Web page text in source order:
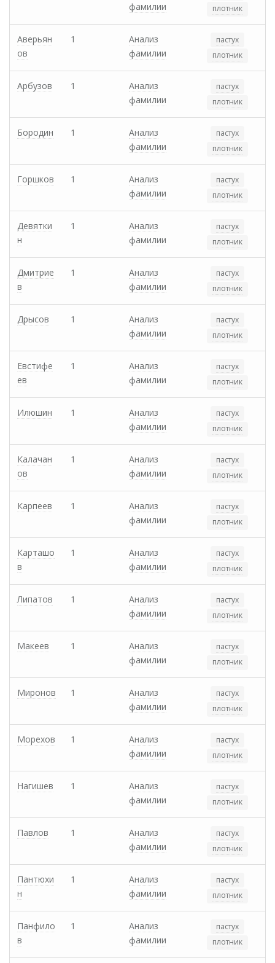
фамилии плотник
Аверьян
ов
1
Анализ
фамилии
пастух
плотник
Арбузов 1
Анализ
фамилии
пастух
плотник
Бородин 1
Анализ
фамилии
пастух
плотник
Горшков 1
Анализ
фамилии
пастух
плотник
Девятки
н
1
Анализ
фамилии
пастух
плотник
Дмитрие
в
1
Анализ
фамилии
пастух
плотник
Дрысов 1
Анализ
фамилии
пастух
плотник
Евстифе
ев
1
Анализ
фамилии
пастух
плотник
Илюшин 1
Анализ
фамилии
пастух
плотник
Калачан
ов
1
Анализ
фамилии
пастух
плотник
Карпеев 1
Анализ
фамилии
пастух
плотник
Карташо
в
1
Анализ
фамилии
пастух
плотник
Липатов 1
Анализ
фамилии
пастух
плотник
Макеев 1
Анализ
фамилии
пастух
плотник
Миронов 1
Анализ
фамилии
пастух
плотник
Морехов 1
Анализ
фамилии
пастух
плотник
Нагишев 1
Анализ
фамилии
пастух
плотник
Павлов 1
Анализ
фамилии
пастух
плотник
Пантюхи
н
1
Анализ
фамилии
пастух
плотник
Панфило
в
1
Анализ
фамилии
пастух
плотник